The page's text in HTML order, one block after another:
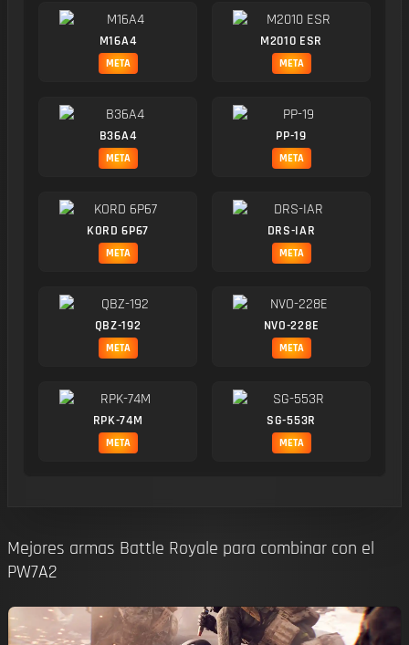
M16A4
META
M2010 ESR
META
B36A4
META
PP-19
META
KORD 6P67
META
DRS-IAR
META
QBZ-192
META
NVO-228E
META
RPK-74M
META
SG-553R
META
Mejores armas Battle Royale para combinar con el
PW7A2